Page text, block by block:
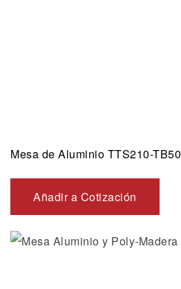
Mesa de Aluminio TTS210-TB50
Añadir a Cotización